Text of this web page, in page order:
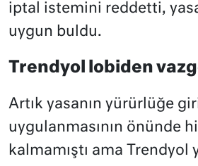
iptal istemini reddetti,
uygun buldu.
Trendyol lobiden
Artık yasanın yürürlüğe
uygulanmasının önünde
kalmamıştı ama Trendyol